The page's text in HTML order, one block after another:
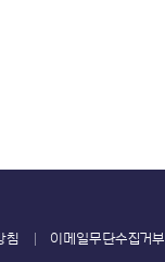
침 이메일무단수집거부